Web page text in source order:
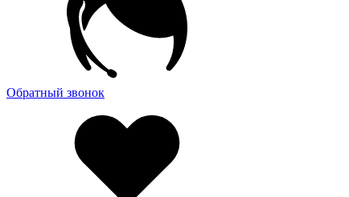
Обратный звонок